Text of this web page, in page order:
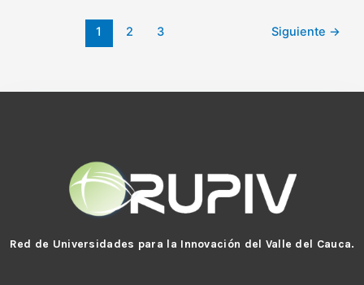
1 2 3 Siguiente →
Red de Universidades para la Innovación del Valle del Cauca.